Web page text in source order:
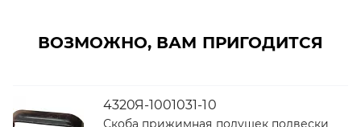
ВОЗМОЖНО, ВАМ ПРИГОДИТСЯ
4320Я-1001031-10
Скоба прижимная подушек подвески